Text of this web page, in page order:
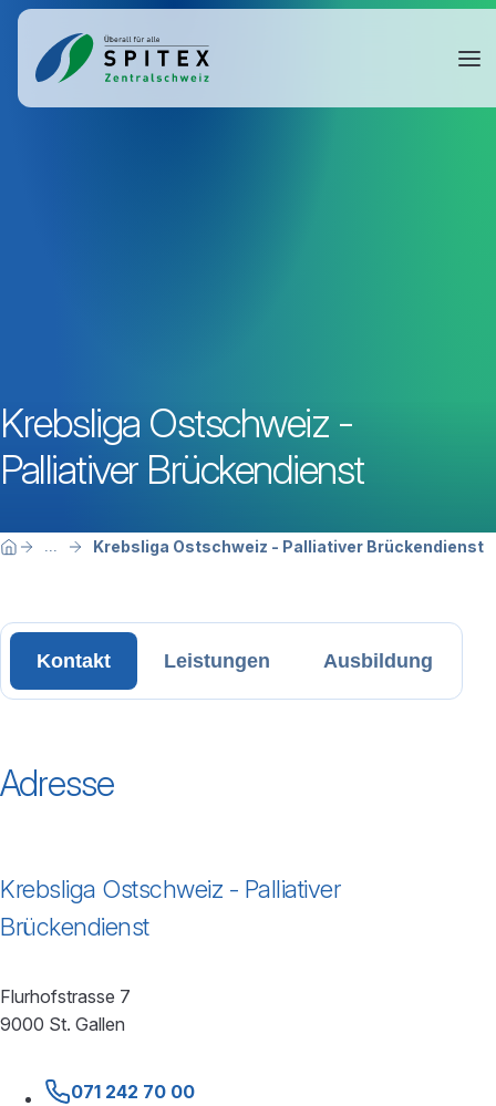
Krebsliga Ostschweiz -
Palliativer Brückendienst
Breadcrumbnavigation
Sie befinden sich hier:
Home ... Krebsliga Ostschweiz - Palliativer Brückendienst
Kontakt Leistungen Ausbildung
Adresse
Krebsliga Ostschweiz - Palliativer
Brückendienst
Flurhofstrasse 7
9000 St. Gallen
071 242 70 00